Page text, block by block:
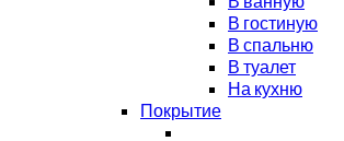
В гостиную
В спальню
В туалет
На кухню
Покрытие